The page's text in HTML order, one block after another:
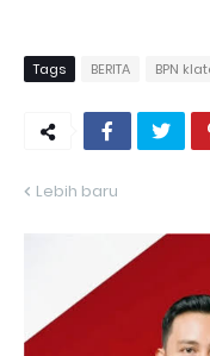
Tags BERITA BPN
Lebih baru